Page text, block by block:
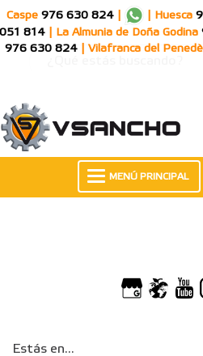
Caspe 976 630 824 Huesca
051 814
La Almunia de Doña Godina
976 630 824
Vilafranca del
MENÚ PRINCIPAL
Estás en...